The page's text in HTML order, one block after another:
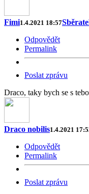
Fimi1.4.2021 18:57
Odpovědět
Permalink
Poslat zprávu
Draco, taky bych se s
Draco nobilis1.4.2021
Odpovědět
Permalink
Poslat zprávu